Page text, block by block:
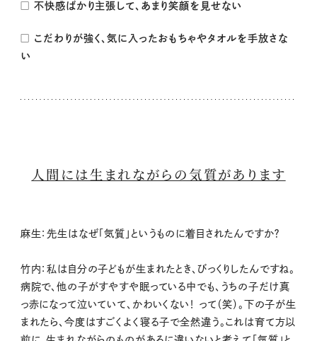
□ 不快感ばかり主張して、あまり笑顔を見せない
□ こだわりが強く、気に入ったおもちゃやタオルを手放さな
い
人間には生まれながらの気質があります
麻生：先生はなぜ「気質」というものに着目されたんですか？
竹内：私は自分の子どもが生まれたとき、びっくりしたんですね。
病院で、他の子がすやすや眠っている中でも、うちの子だけ真
っ赤になって泣いていて、かわいくない！ って（笑）。下の子が生
まれたら、今度はすごくよく寝る子で全然違う。これは育て方以